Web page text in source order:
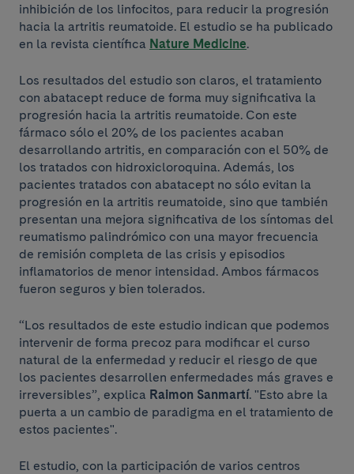
inhibición de los linfocitos, para reducir la progresión
hacia la artritis reumatoide. El estudio se ha publicado
en la revista científica Nature Medicine.
Los resultados del estudio son claros, el tratamiento
con abatacept reduce de forma muy significativa la
progresión hacia la artritis reumatoide. Con este
fármaco sólo el 20% de los pacientes acaban
desarrollando artritis, en comparación con el 50% de
los tratados con hidroxicloroquina. Además, los
pacientes tratados con abatacept no sólo evitan la
progresión en la artritis reumatoide, sino que también
presentan una mejora significativa de los síntomas del
reumatismo palindrómico con una mayor frecuencia
de remisión completa de las crisis y episodios
inflamatorios de menor intensidad. Ambos fármacos
fueron seguros y bien tolerados.
“Los resultados de este estudio indican que podemos
intervenir de forma precoz para modificar el curso
natural de la enfermedad y reducir el riesgo de que
los pacientes desarrollen enfermedades más graves e
irreversibles”, explica Raimon Sanmartí. "Esto abre la
puerta a un cambio de paradigma en el tratamiento de
estos pacientes".
El estudio, con la participación de varios centros